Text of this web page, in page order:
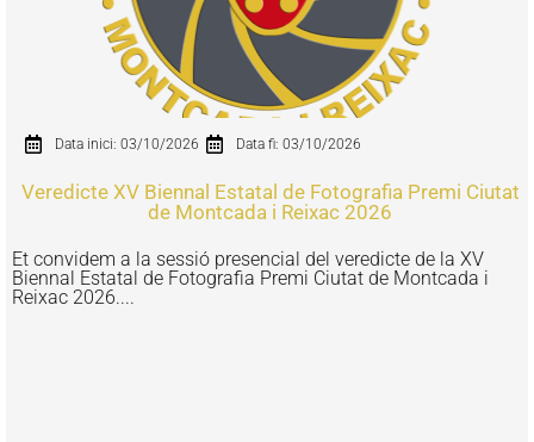
Data inici: 03/10/2026 Data fi: 03/10/2026
Veredicte XV Biennal Estatal de Fotografia Premi Ciutat
de Montcada i Reixac 2026
Et convidem a la sessió presencial del veredicte de la XV
Biennal Estatal de Fotografia Premi Ciutat de Montcada i
Reixac 2026....